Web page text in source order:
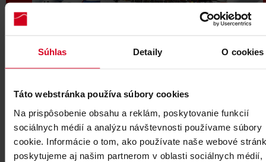
Súhlas Detaily O cookies
Táto webstránka používa súbory cookies
Na prispôsobenie obsahu a reklám, poskytovanie funkcií
sociálnych médií a analýzu návštevnosti používame súbory
cookie. Informácie o tom, ako používate naše webové
poskytujeme aj našim partnerom v oblasti sociálnych médií,